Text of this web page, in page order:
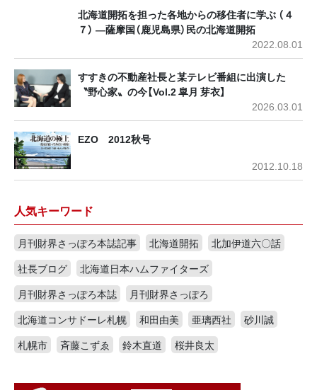
北海道開拓を担った各地からの移住者に学ぶ （４
７） ―薩摩国（鹿児島県）民の北海道開拓
2022.08.01
すすきの不動産社長と某テレビ番組に出演した
〝野心家〟の今【Vol.2 皐月 芽衣】
2026.03.01
EZO 2012秋号
2012.10.18
人気キーワード
月刊財界さっぽろ本誌記事 北海道開拓
北加伊道六〇話
社長ブログ
北海道日本ハムファイターズ
月刊財界さっぽろ本誌
月刊財界さっぽろ
北海道コンサドーレ札幌
和田由美 亜璃西社
砂川誠
札幌市
斉藤こずゑ 鈴木直道 桜井良太